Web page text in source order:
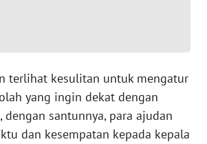
terlihat kesulitan untuk mengatur
yang ingin dekat dengan
dengan santunnya, para ajudan
dan kesempatan kepada kepala